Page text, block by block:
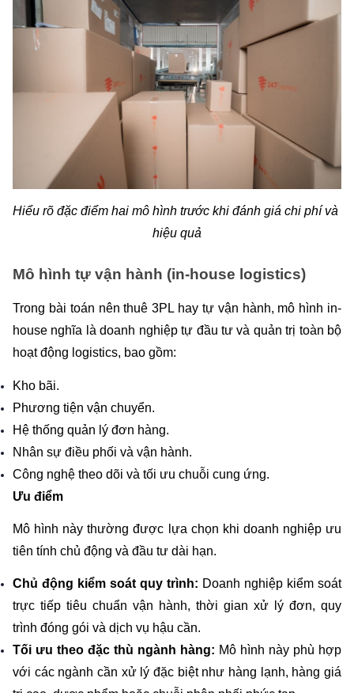
Hiểu rõ đặc điểm hai mô hình trước khi đánh giá chi phí và
hiệu quả
Mô hình tự vận hành (in-house logistics)
Trong bài toán nên thuê 3PL hay tự vận hành, mô hình in-
house nghĩa là doanh nghiệp tự đầu tư và quản trị toàn bộ
hoạt động logistics, bao gồm:
Kho bãi.
Phương tiện vận chuyển.
Hệ thống quản lý đơn hàng.
Nhân sự điều phối và vận hành.
Công nghệ theo dõi và tối ưu chuỗi cung ứng.
Ưu điểm
Mô hình này thường được lựa chọn khi doanh nghiệp ưu
tiên tính chủ động và đầu tư dài hạn.
Chủ động kiểm soát quy trình: Doanh nghiệp kiểm soát
trực tiếp tiêu chuẩn vận hành, thời gian xử lý đơn, quy
trình đóng gói và dịch vụ hậu cần.
Tối ưu theo đặc thù ngành hàng: Mô hình này phù hợp
với các ngành cần xử lý đặc biệt như hàng lạnh, hàng giá